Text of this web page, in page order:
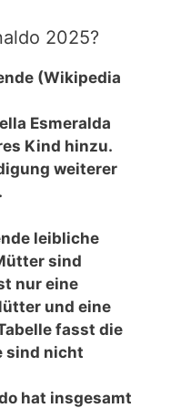
2025?
(Wikipedia
Esmeralda
Kind hinzu.
weiterer
leibliche
sind
nur eine
und eine
fasst die
sind nicht
hat insgesamt